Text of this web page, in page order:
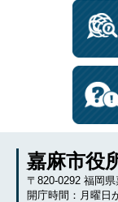
嘉麻市役
〒820-0292 福岡
開庁時間：月曜日